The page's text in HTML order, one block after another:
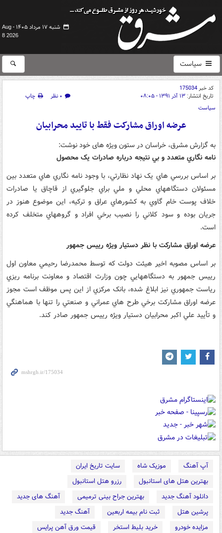
شنبه ۱۷ مرداد ۱۴۰۵ -
Aug
8 2026
سیاست
کد خبر175034
تاریخ انتشار: ۱۳ آذر ۱۳۹۱ - ۰۸:۰۵ ۰ نظر
چاپ
سیاست
عرضه اوراق مشارکت فقط با تایید محرابیان
به گزارش مشرق،‌ خراسان در ستون ویژه های خود نوشت:
نامه نگاري متعدد و بي نتيجه درباره صادرات يک محصول
بر اساس بررسي هاي يک نهاد نظارتي، با وجود نامه نگاري هاي متعدد بين
مسئولان دستگاههاي محلي و ملي براي جلوگيري از قاچاق يا صادرات
خلاف پوست خام گاوي به کشورهاي عراق و ترکيه، اين موضوع هنوز در
جريان بوده و سود کلاني را نصيب برخي افراد و گروههاي متخلف کرده
است.
عرضه اوراق مشارکت با نظر دستيار ويژه رييس جمهور
بر اساس مصوبه اخير هيئت دولت که توسط محمدرضا رحيمي معاون اول
رييس جمهور به دستگاههايي چون وزارت اقتصاد و معاونت برنامه ريزي
رياست جمهوري نيز ابلاغ شده، بانک مرکزي از اين پس موظف است مجوز
عرضه اوراق مشارکت برخي طرح هاي عمراني و صنعتي را تنها با هماهنگي
و تأييد علي اکبر محرابيان دستيار ويژه رييس جمهور صادر کند.
آپ آهنگ موزیک شاه
سایت تاریخ ایران
بهترین هتل های استانبول
رزرو هتل استانبول
دانلود آهنگ جدید
بهترین جراح بینی ترمیمی
آهنگ های جدید
پرشین هتل
ثبت نام بیمه اربعین
آهنگ جدید
مزایده خودرو
خرید بلیط استخر
قیمت ورق آهن پرایس